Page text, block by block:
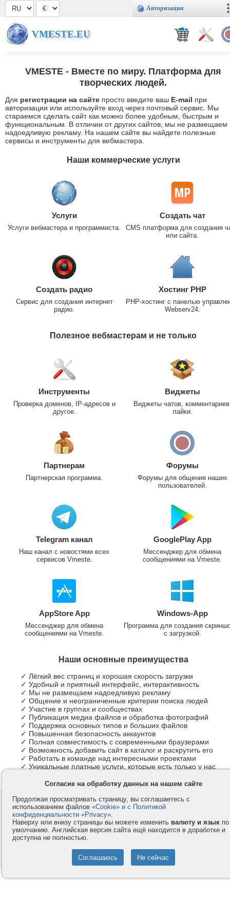
Авторизация
VMESTE.EU
VMESTE - Вместе по миру. Платформа для
творческих людей.
Для регистрации на сайте просто введите ваш E-mail при
авторизации или используйте вход через почтовый сервис. Мы
стараемся сделать сайт как можно более удобным, быстрым и
функциональным. В отличии от других сайтов, мы не размещаем
надоедливую рекламу. На нашем сайте вы найдете полезные
сервисы и инструменты для вебмастера.
Наши коммерческие услуги
Услуги
Услуги вебмастера и программиста.
Создать чат
CMS платформа для создания
или сайта.
Создать радио
Сервис для создания интернет
радио.
Хостинг PHP
PHP-хостинг с панелью
Webserv24.
Полезное вебмастерам и не только
Инструменты
Проверка доменов, IP-адресов и
другое.
Виджеты
Виджеты чатов,
лайки.
Партнерам
Партнерская программа.
Форумы
Форумы для общения наших
пользователей.
Telegram канал
Наш канал с новостями всех
сервисов Vmeste.
GooglePlay App
Мессенджер для обмена
сообщениями на Vmeste.
AppStore App
Мессенджер для обмена
сообщениями на Vmeste.
Windows-App
Программа для создания
с загрузкой.
Наши основные преимущества
✓ Лёгкий вес страниц и хорошая скорость загрузки
✓ Удобный и приятный интерфейс, интерактивность
✓ Мы не размещаем надоедливую рекламу
✓ Общение и неограниченные критерии поиска людей
✓ Участие в группах и сообществах
✓ Публикация медиа файлов и обработка фотографий
✓ Поддержка основных типов и больших файлов
✓ Повышенная безопасность аккаунтов
✓ Полная совместимость с современными браузерами
✓ Возможность добавить сайт в каталог и раскрутить его
✓ Работать в команде над интересными проектами
✓ Уникальные платные услуги, которые есть только у нас
Контакты
Компания
Privacy и Cookie
Услуги
Как оплатить
Помощь
© 2008-2026
- Все права защищены.
Согласие на обработку данных на нашем сайте
Продолжая просматривать страницу, вы соглашаетесь с
использованием файлов «Cookie» и с Политикой
конфиденциальности «Privacy».
Наверху или внизу страницы вы можете изменить валюту и язык по
умолчанию. Английская версия сайта ещё находится в доработке и
доступна не полностью.